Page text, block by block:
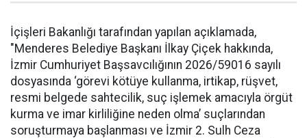
İçişleri Bakanlığı tarafından yapılan açıklamada,
"Menderes Belediye Başkanı İlkay Çiçek hakkında,
İzmir Cumhuriyet Başsavcılığının 2026/59016 sayılı
dosyasında ‘görevi kötüye kullanma, irtikap, rüşvet,
resmi belgede sahtecilik, suç işlemek amacıyla örgüt
kurma ve imar kirliliğine neden olma’ suçlarından
soruşturmaya başlanması ve İzmir 2. Sulh Ceza